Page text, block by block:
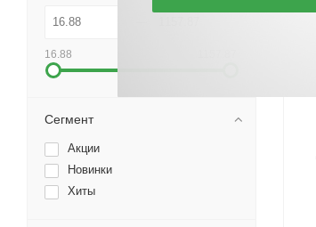
16.88
Сегмент
Акции
Новинки
Хиты